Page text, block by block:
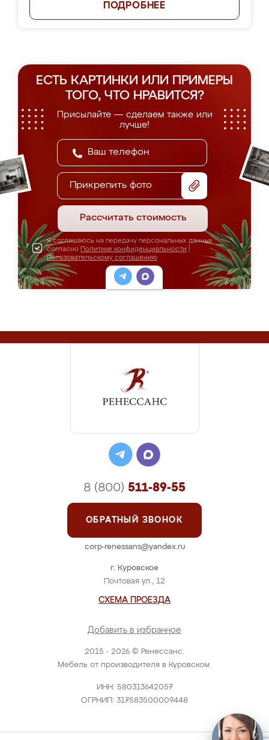
ПОДРОБНЕЕ
ЕСТЬ КАРТИНКИ ИЛИ ПРИМЕРЫ
ТОГО, ЧТО НРАВИТСЯ?
Присылайте — сделаем также или
лучше!
Прикрепить фото
Рассчитать стоимость
Я соглашаюсь на передачу персональных данных
согласно Политике конфиденциальности
Пользовательскому соглашению
2015 - 2026 © Ренессанс.
Мебель от производителя в Куровском.
ИНН: 580313642057
ОГРНИП: 317583500009448
г. Куровское
Почтовая ул., 12
СХЕМА ПРОЕЗДА
Добавить в избранное
8 (800) 511-89-55
ОБРАТНЫЙ ЗВОНОК
corp-renessans@yandex.ru